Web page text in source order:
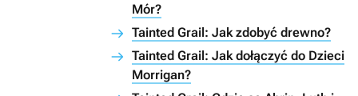
Mór?
Tainted Grail: Jak zdobyć drewno?
Tainted Grail: Jak dołączyć do Dzieci
Morrigan?